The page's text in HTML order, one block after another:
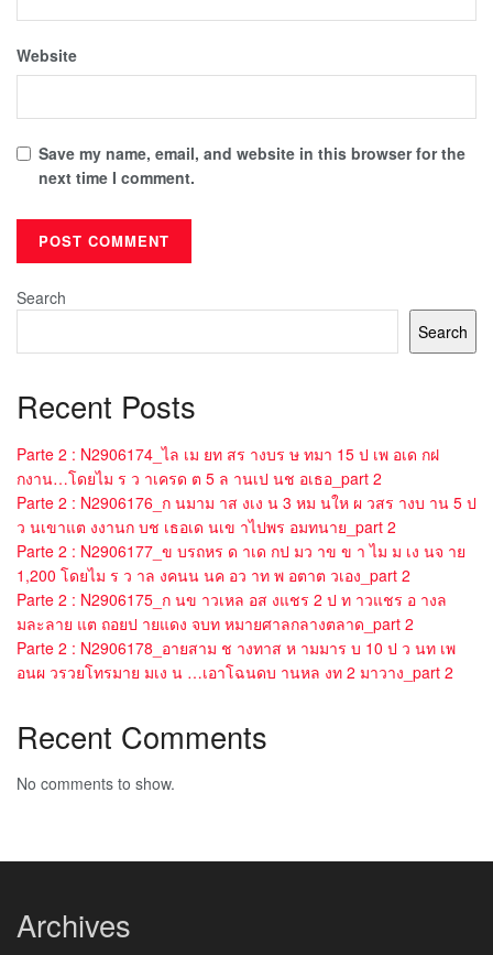
Website
Save my name, email, and website in this browser for the
next time I comment.
Search
Search
Recent Posts
Parte 2 : N2906174_ไล เม ยท สร างบร ษ ทมา 15 ป เพ อเด กฝ
กงาน…โดยไม ร ว าเครด ต 5 ล านเป นช อเธอ_part 2
Parte 2 : N2906176_ก นมาม าส งเง น 3 หม นให ผ วสร างบ าน 5 ป
ว นเขาแต งงานก บช เธอเด นเข าไปพร อมทนาย_part 2
Parte 2 : N2906177_ข บรถหร ด าเด กป มว าข ข า ไม ม เง นจ าย
1,200 โดยไม ร ว าล งคนน นค อว าท พ อตาต วเอง_part 2
Parte 2 : N2906175_ก นข าวเหล อส งแชร 2 ป ท าวแชร อ างล
มละลาย แต ถอยป ายแดง จบท หมายศาลกลางตลาด_part 2
Parte 2 : N2906178_อายสาม ช างทาส ห ามมาร บ 10 ป ว นท เพ
อนผ วรวยโทรมาย มเง น …เอาโฉนดบ านหล งท 2 มาวาง_part 2
Recent Comments
No comments to show.
Archives